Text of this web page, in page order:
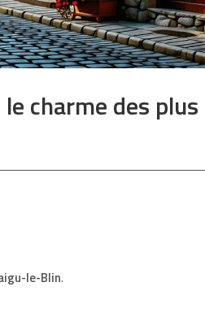
charme des plus
le-Blin.